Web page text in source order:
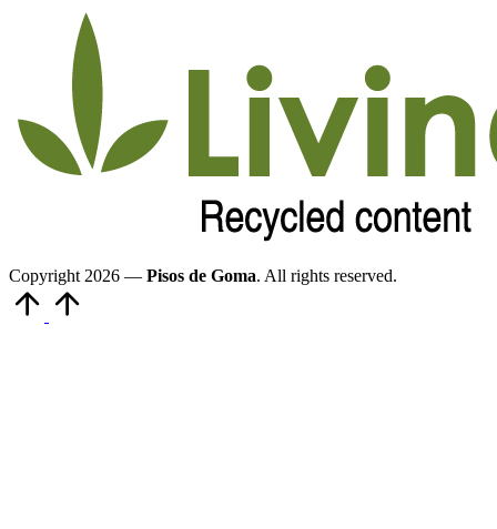
Copyright 2026 — Pisos de Goma. All rights reserved.